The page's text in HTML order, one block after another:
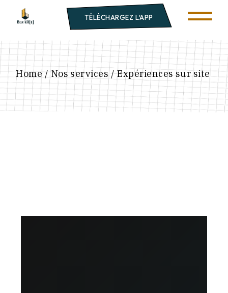
TÉLÉCHARGEZ L'APP
Home Nos services Expériences sur site